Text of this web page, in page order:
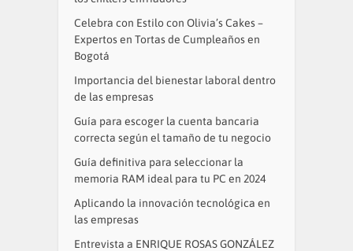
Celebra con Estilo con Olivia’s Cakes –
Expertos en Tortas de Cumpleaños en
Bogotá
Importancia del bienestar laboral dentro
de las empresas
Guía para escoger la cuenta bancaria
correcta según el tamaño de tu negocio
Guía definitiva para seleccionar la
memoria RAM ideal para tu PC en 2024
Aplicando la innovación tecnológica en
las empresas
Entrevista a ENRIQUE ROSAS GONZÁLEZ